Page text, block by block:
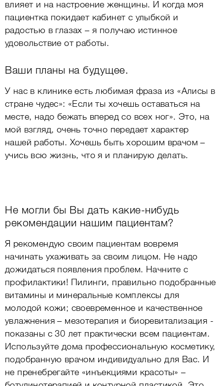
влияет и на настроение женщины. И когда моя
пациентка покидает кабинет с улыбкой и
радостью в глазах – я получаю истинное
удовольствие от работы.
Ваши планы на будущее.
У нас в клинике есть любимая фраза из «Алисы в
стране чудес»: «Если ты хочешь оставаться на
месте, надо бежать вперед со всех ног». Это, на
мой взгляд, очень точно передает характер
нашей работы. Хочешь быть хорошим врачом –
учись всю жизнь, что я и планирую делать.
Не могли бы Вы дать какие-нибудь
рекомендации нашим пациентам?
Я рекомендую своим пациентам вовремя
начинать ухаживать за своим лицом. Не надо
дожидаться появления проблем. Начните с
профилактики! Пилинги, правильно подобранные
витамины и минеральные комплексы для
молодой кожи; своевременное и качественное
увлажнения – мезотерапия и биоревитализация -
показаны с 30 лет практически всем пациентам.
Используйте дома профессиональную косметику,
подобранную врачом индивидуально для Вас. И
не пренебрегайте «инъекциями красоты» –